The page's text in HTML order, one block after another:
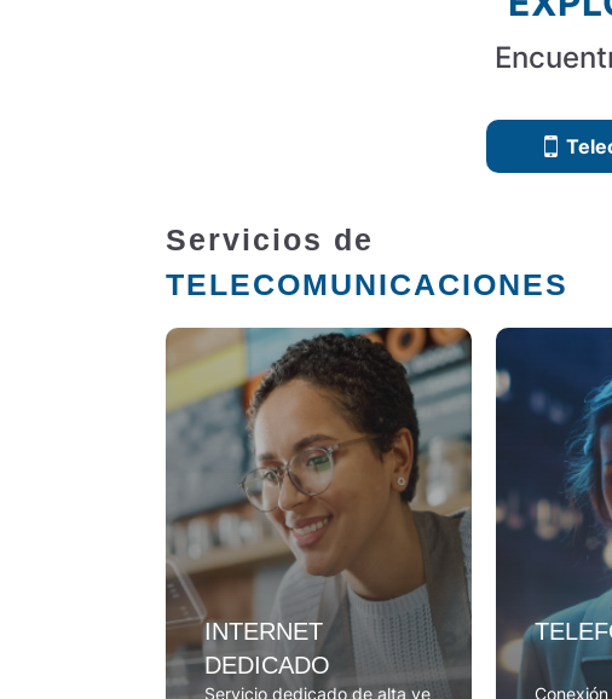
Servicios de
TELECOMUNICACIONES
INTERNET
DEDICADO
Servicio dedicado de alta ve